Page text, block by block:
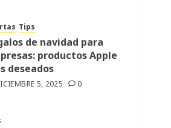
Tips
de navidad para
productos Apple
deseados
5, 2025 0